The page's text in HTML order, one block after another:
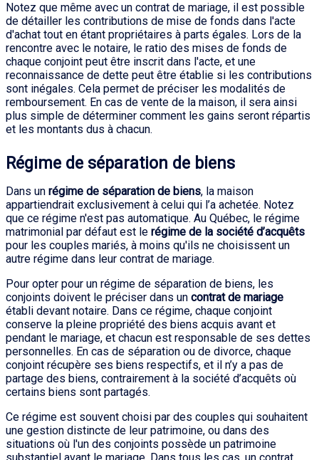
Notez que même avec un contrat de mariage, il est possible
de détailler les contributions de mise de fonds dans l'acte
d'achat tout en étant propriétaires à parts égales. Lors de la
rencontre avec le notaire, le ratio des mises de fonds de
chaque conjoint peut être inscrit dans l'acte, et une
reconnaissance de dette peut être établie si les contributions
sont inégales. Cela permet de préciser les modalités de
remboursement. En cas de vente de la maison, il sera ainsi
plus simple de déterminer comment les gains seront répartis
et les montants dus à chacun.
Régime de séparation de biens
Dans un régime de séparation de biens, la maison
appartiendrait exclusivement à celui qui l’a achetée. Notez
que ce régime n'est pas automatique. Au Québec, le régime
matrimonial par défaut est le régime de la société d’acquêts
pour les couples mariés, à moins qu'ils ne choisissent un
autre régime dans leur contrat de mariage.
Pour opter pour un régime de séparation de biens, les
conjoints doivent le préciser dans un contrat de mariage
établi devant notaire. Dans ce régime, chaque conjoint
conserve la pleine propriété des biens acquis avant et
pendant le mariage, et chacun est responsable de ses dettes
personnelles. En cas de séparation ou de divorce, chaque
conjoint récupère ses biens respectifs, et il n’y a pas de
partage des biens, contrairement à la société d’acquêts où
certains biens sont partagés.
Ce régime est souvent choisi par des couples qui souhaitent
une gestion distincte de leur patrimoine, ou dans des
situations où l'un des conjoints possède un patrimoine